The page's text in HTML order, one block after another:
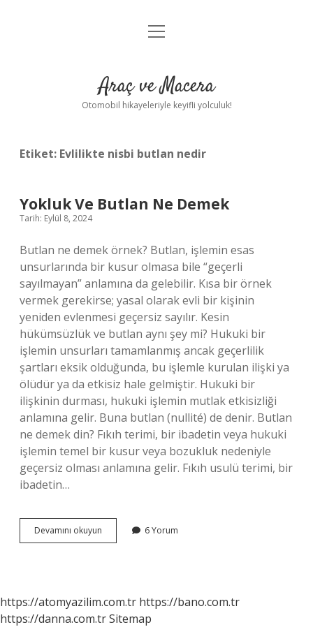
Anasayfa
Yasal Uyarı
menüyü
Araç ve Macera
Otomobil hikayeleriyle keyifli yolculuk!
Etiket: Evlilikte nisbi butlan nedir
Yokluk Ve Butlan Ne Demek
Tarih: Eylül 8, 2024
Butlan ne demek örnek? Butlan, işlemin esas
unsurlarında bir kusur olmasa bile “geçerli
sayılmayan” anlamına da gelebilir. Kısa bir örnek
vermek gerekirse; yasal olarak evli bir kişinin
yeniden evlenmesi geçersiz sayılır. Kesin
hükümsüzlük ve butlan aynı şey mi? Hukuki bir
işlemin unsurları tamamlanmış ancak geçerlilik
şartları eksik olduğunda, bu işlemle kurulan ilişki ya
ölüdür ya da etkisiz hale gelmiştir. Hukuki bir
ilişkinin durması, hukuki işlemin mutlak etkisizliği
anlamına gelir. Buna butlan (nullité) de denir. Butlan
ne demek din? Fıkıh terimi, bir ibadetin veya hukuki
işlemin temel bir kusur veya bozukluk nedeniyle
geçersiz olması anlamına gelir. Fıkıh usulü terimi, bir
ibadetin…
Devamını okuyun
Ve
6 Yorum
https://atomyazilim.com.tr https://bano.com.tr
https://danna.com.trSitemap